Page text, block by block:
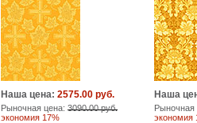
Наша цена: 2575.00 руб.
Рыночная цена: 3090.00 руб.
экономия 17%
Наша
экономия